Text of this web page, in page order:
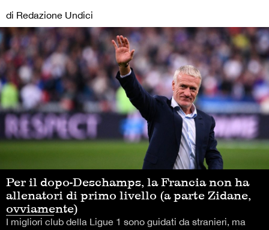
di Redazione Undici
Per il dopo-Deschamps, la Francia non ha
allenatori di primo livello (a parte Zidane,
ovviamente)
I migliori club della Ligue 1 sono guidati da stranieri, ma